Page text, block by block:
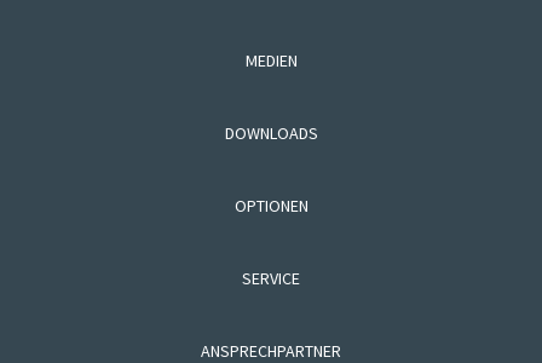
MEDIEN
DOWNLOADS
OPTIONEN
SERVICE
ANSPRECHPARTNER